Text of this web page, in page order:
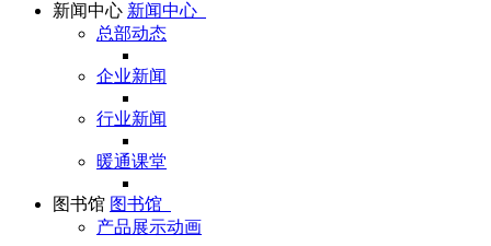
新闻中心 新闻中心
总部动态
企业新闻
行业新闻
暖通课堂
图书馆 图书馆
产品展示动画